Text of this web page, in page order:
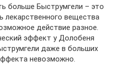
больше Быструмгели – это
лекарственного вещества
действие разное.
эффект у Долобеня
даже в больших
невозможно.